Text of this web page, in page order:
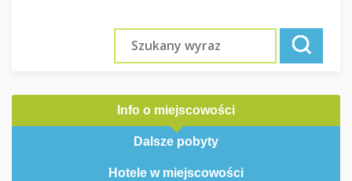
Info o miejscowości
Dalsze pobyty
Hotele w miejscowości